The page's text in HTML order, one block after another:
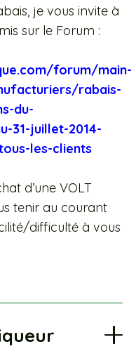
je vous invite à
sur le Forum :
forum/main-
rabais-
du-
31-juillet-2014-
les-clients
d’une VOLT
tenir au courant
difficulté à vous